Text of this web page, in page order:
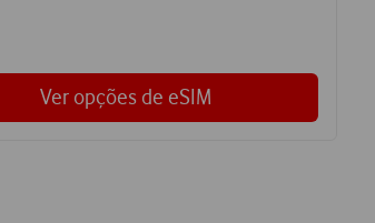
Ver opções de eSIM